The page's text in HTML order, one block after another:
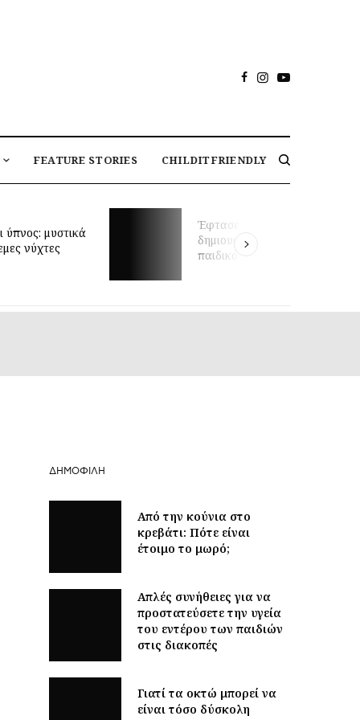
FEATURE STORIES CHILDITFRIENDLY
Έφτασε η στιγμή να
το ιδανικό
δωμάτιο;
ανάπτυξη: τι δείχνει
ΔΗΜΟΦΙΛΉ
Από την κούνια στο
κρεβάτι: Πότε είναι
έτοιμο το μωρό;
Απλές συνήθειες για να
προστατεύσετε την υγεία
του εντέρου των παιδιών
στις διακοπές
Γιατί τα οκτώ μπορεί να
είναι τόσο δύσκολη